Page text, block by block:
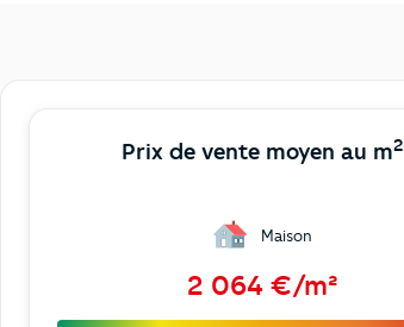
Prix de vente moyen au m2
Maison
2 064 €/m²